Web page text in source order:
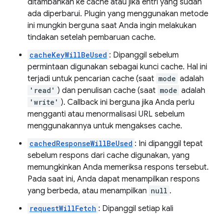
ditambahkan ke cache atau jika entri yang sudah
ada diperbarui. Plugin yang menggunakan metode
ini mungkin berguna saat Anda ingin melakukan
tindakan setelah pembaruan cache.
cacheKeyWillBeUsed : Dipanggil sebelum
permintaan digunakan sebagai kunci cache. Hal ini
terjadi untuk pencarian cache (saat mode adalah
'read' ) dan penulisan cache (saat mode adalah
'write' ). Callback ini berguna jika Anda perlu
mengganti atau menormalisasi URL sebelum
menggunakannya untuk mengakses cache.
cachedResponseWillBeUsed : Ini dipanggil tepat
sebelum respons dari cache digunakan, yang
memungkinkan Anda memeriksa respons tersebut.
Pada saat ini, Anda dapat menampilkan respons
yang berbeda, atau menampilkan null .
requestWillFetch : Dipanggil setiap kali